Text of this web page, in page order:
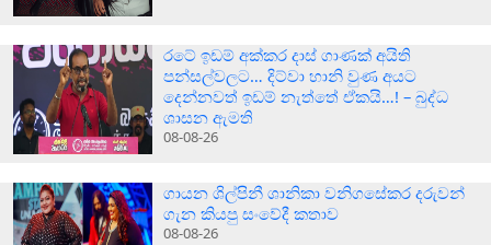
රටේ ඉඩම් අක්කර දාස් ගාණක් අයිති
පන්සල්වලට… දිට්වා හානි වුණ අයට
දෙන්නවත් ඉඩම් නැත්තේ ඒකයි…! – බුද්ධ
ශාසන ඇමති
08-08-26
ගායන ශිල්පිනී ශානිකා වනිගසේකර දරුවන්
ගැන කියපු සංවේදී කතාව
08-08-26